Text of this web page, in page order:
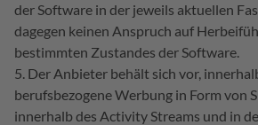
der Software in der jeweils aktuellen
dagegen keinen Anspruch auf
bestimmten Zustandes der Software.
Der Anbieter behält sich vor,
berufsbezogene Werbung in Form von
innerhalb des Activity Streams und in